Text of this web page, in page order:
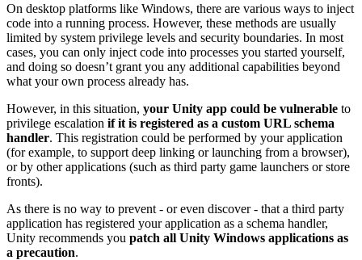
On desktop platforms like Windows, there are various ways to inject
code into a running process. However, these methods are usually
limited by system privilege levels and security boundaries. In most
cases, you can only inject code into processes you started yourself,
and doing so doesn’t grant you any additional capabilities beyond
what your own process already has.
However, in this situation, your Unity app could be vulnerable to
privilege escalation if it is registered as a custom URL schema
handler. This registration could be performed by your application
(for example, to support deep linking or launching from a browser),
or by other applications (such as third party game launchers or store
fronts).
As there is no way to prevent - or even discover - that a third party
application has registered your application as a schema handler,
Unity recommends you patch all Unity Windows applications as
a precaution.